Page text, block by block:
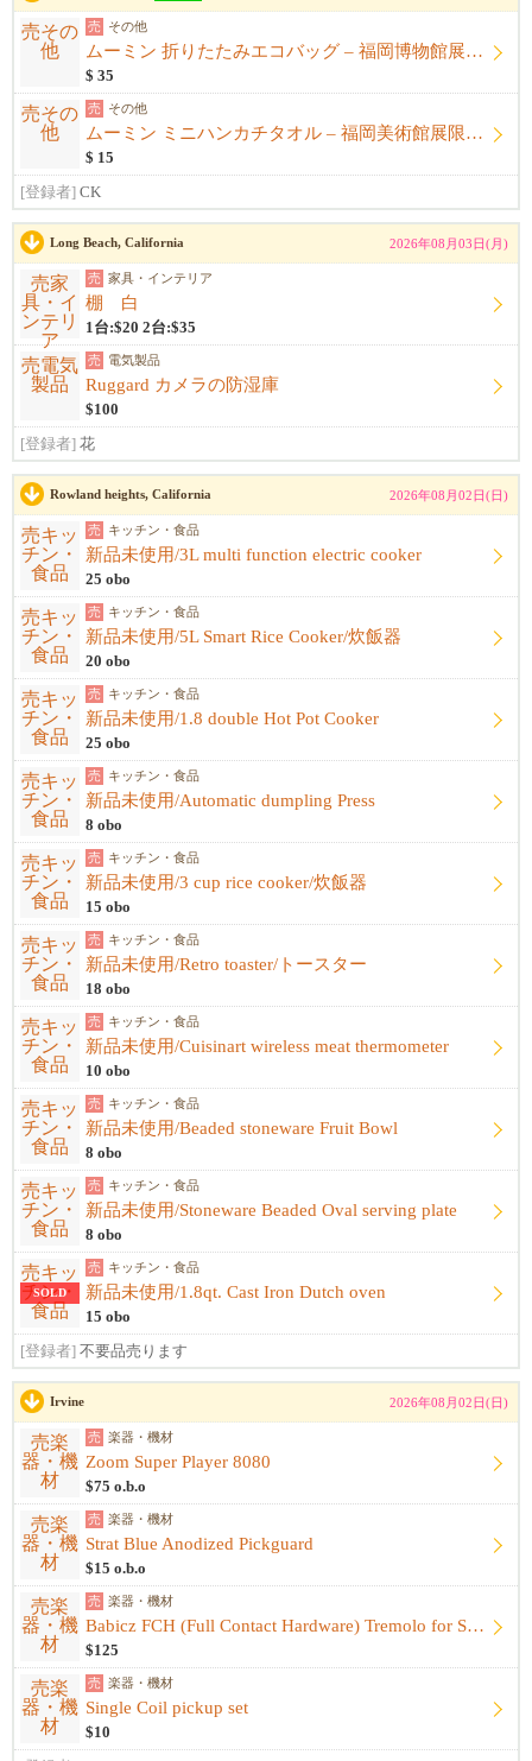
売 その他
ムーミン 折りたたみエコバッグ – 福岡博物館展限定商品 (日本)
$ 35
売 その他
ムーミン ミニハンカチタオル – 福岡美術館展限定商品 (日本)
$ 15
[登録者] CK
Long Beach, California 2026年08月03日(月)
売 家具・インテリア
棚 白
1台:$20 2台:$35
売 電気製品
Ruggard カメラの防湿庫
$100
[登録者] 花
Rowland heights, California 2026年08月02日(日)
売 キッチン・食品
新品未使用/3L multi function electric cooker
25 obo
売 キッチン・食品
新品未使用/5L Smart Rice Cooker/炊飯器
20 obo
売 キッチン・食品
新品未使用/1.8 double Hot Pot Cooker
25 obo
売 キッチン・食品
新品未使用/Automatic dumpling Press
8 obo
売 キッチン・食品
新品未使用/3 cup rice cooker/炊飯器
15 obo
売 キッチン・食品
新品未使用/Retro toaster/トースター
18 obo
売 キッチン・食品
新品未使用/Cuisinart wireless meat thermometer
10 obo
売 キッチン・食品
新品未使用/Beaded stoneware Fruit Bowl
8 obo
売 キッチン・食品
新品未使用/Stoneware Beaded Oval serving plate
8 obo
SOLD
売 キッチン・食品
新品未使用/1.8qt. Cast Iron Dutch oven
15 obo
[登録者] 不要品売ります
Irvine 2026年08月02日(日)
売 楽器・機材
Zoom Super Player 8080
$75 o.b.o
売 楽器・機材
Strat Blue Anodized Pickguard
$15 o.b.o
売 楽器・機材
Babicz FCH (Full Contact Hardware) Tremolo for Strat - Gold
$125
売 楽器・機材
Single Coil pickup set
$10